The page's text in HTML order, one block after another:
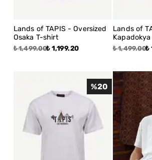
Lands of TAPIS - Oversized
Osaka T-shirt
₺ 1,499.00₺ 1,199.20
Lands of
₺ 1,499.00₺
%20